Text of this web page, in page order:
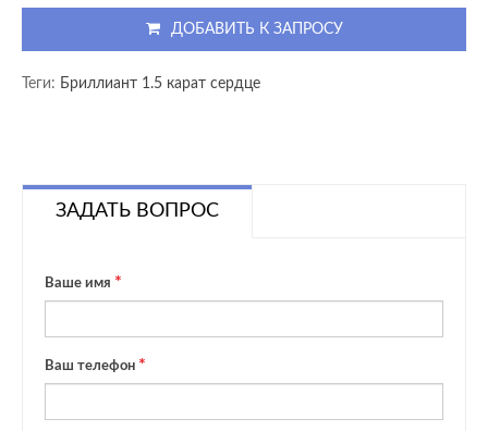
ДОБАВИТЬ К ЗАПРОСУ
Теги: Бриллиант 1.5 карат сердце
ЗАДАТЬ ВОПРОС
Ваше имя
Ваш телефон